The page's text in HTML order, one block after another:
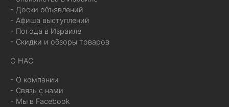
- Доски объявлений
- Афиша выступлений
- Погода в Израиле
- Скидки и обзоры товаров
О НАС
- О компании
- Связь с нами
- Мы в Facebook